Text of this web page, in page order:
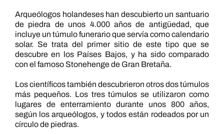
Arqueólogos holandeses han descubierto un santuario
de piedra de unos 4.000 años de antigüedad, que
incluye un túmulo funerario que servía como calendario
solar. Se trata del primer sitio de este tipo que se
descubre en los Países Bajos, y ha sido comparado
con el famoso Stonehenge de Gran Bretaña.
Los científicos también descubrieron otros dos túmulos
más pequeños. Los tres túmulos se utilizaron como
lugares de enterramiento durante unos 800 años,
según los arqueólogos, y todos están rodeados por un
círculo de piedras.